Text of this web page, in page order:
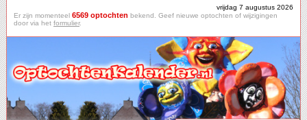
vrijdag 7 augustus 2026
Er zijn momenteel 6569 optochten bekend. Geef nieuwe optochten of wijzigingen
door via het formulier.